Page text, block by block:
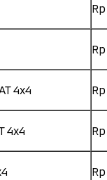
4x4
4x4